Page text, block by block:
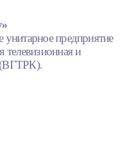
унитарное предприятие
телевизионная и
(ВГТРК).